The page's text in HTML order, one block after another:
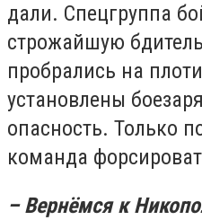
дали. Спецгруппа
строжайшую
пробрались на
установлены
опасность. Только
команда
– Вернёмся к